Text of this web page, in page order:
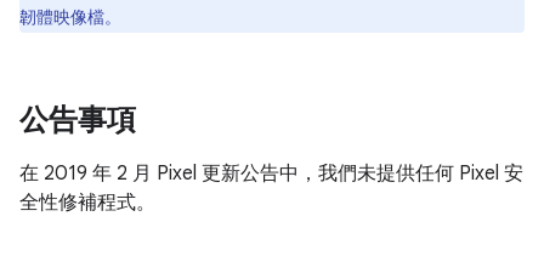
韌體映像檔。
公告事項
在 2019 年 2 月 Pixel 更新公告中，我們未提供任何 Pixel 安
全性修補程式。